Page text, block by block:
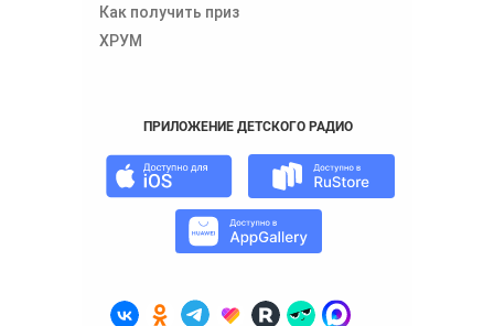
Как получить приз
ХРУМ
ПРИЛОЖЕНИЕ ДЕТСКОГО РАДИО